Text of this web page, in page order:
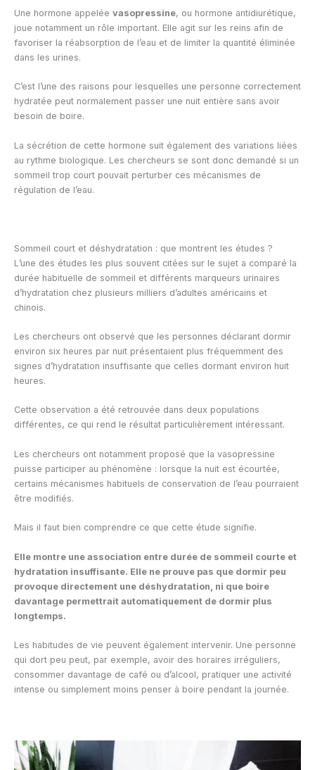
Une hormone appelée vasopressine, ou hormone antidiurétique,
joue notamment un rôle important. Elle agit sur les reins afin de
favoriser la réabsorption de l’eau et de limiter la quantité éliminée
dans les urines.
C’est l’une des raisons pour lesquelles une personne correctement
hydratée peut normalement passer une nuit entière sans avoir
besoin de boire.
La sécrétion de cette hormone suit également des variations liées
au rythme biologique. Les chercheurs se sont donc demandé si un
sommeil trop court pouvait perturber ces mécanismes de
régulation de l’eau.
Sommeil court et déshydratation : que montrent les études ?
L’une des études les plus souvent citées sur le sujet a comparé la
durée habituelle de sommeil et différents marqueurs urinaires
d’hydratation chez plusieurs milliers d’adultes américains et
chinois.
Les chercheurs ont observé que les personnes déclarant dormir
environ six heures par nuit présentaient plus fréquemment des
signes d’hydratation insuffisante que celles dormant environ huit
heures.
Cette observation a été retrouvée dans deux populations
différentes, ce qui rend le résultat particulièrement intéressant.
Les chercheurs ont notamment proposé que la vasopressine
puisse participer au phénomène : lorsque la nuit est écourtée,
certains mécanismes habituels de conservation de l’eau pourraient
être modifiés.
Mais il faut bien comprendre ce que cette étude signifie.
Elle montre une association entre durée de sommeil courte et
hydratation insuffisante. Elle ne prouve pas que dormir peu
provoque directement une déshydratation, ni que boire
davantage permettrait automatiquement de dormir plus
longtemps.
Les habitudes de vie peuvent également intervenir. Une personne
qui dort peu peut, par exemple, avoir des horaires irréguliers,
consommer davantage de café ou d’alcool, pratiquer une activité
intense ou simplement moins penser à boire pendant la journée.